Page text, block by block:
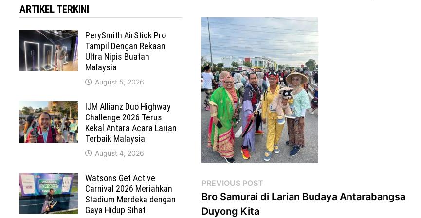
Post
navigation
PREVIOUS POST
post:
Bro Samurai di Larian Budaya Antarabangsa
Duyong Kita
ARTIKEL TERKINI
PerySmith AirStick Pro
Tampil Dengan Rekaan
Ultra Nipis Buatan
Malaysia
August 5, 2026
IJM Allianz Duo Highway
Challenge 2026 Terus
Kekal Antara Acara Larian
Terbaik Malaysia
August 4, 2026
Watsons Get Active
Carnival 2026 Meriahkan
Stadium Merdeka dengan
Gaya Hidup Sihat